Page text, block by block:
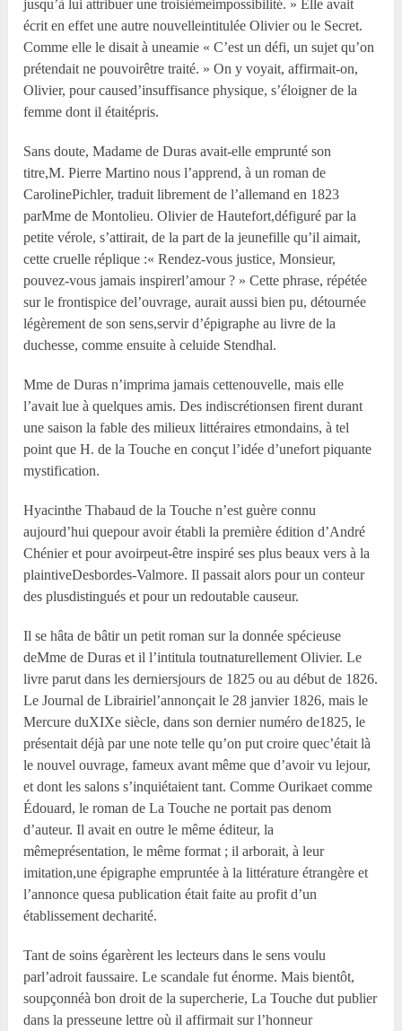
jusqu’à lui attribuer une troisièmeimpossibilité. » Elle avait
écrit en effet une autre nouvelleintitulée Olivier ou le Secret.
Comme elle le disait à uneamie « C’est un défi, un sujet qu’on
prétendait ne pouvoirêtre traité. » On y voyait, affirmait-on,
Olivier, pour caused’insuffisance physique, s’éloigner de la
femme dont il étaitépris.
Sans doute, Madame de Duras avait-elle emprunté son
titre,M. Pierre Martino nous l’apprend, à un roman de
CarolinePichler, traduit librement de l’allemand en 1823
parMme de Montolieu. Olivier de Hautefort,défiguré par la
petite vérole, s’attirait, de la part de la jeunefille qu’il aimait,
cette cruelle réplique :« Rendez-vous justice, Monsieur,
pouvez-vous jamais inspirerl’amour ? » Cette phrase, répétée
sur le frontispice del’ouvrage, aurait aussi bien pu, détournée
légèrement de son sens,servir d’épigraphe au livre de la
duchesse, comme ensuite à celuide Stendhal.
Mme de Duras n’imprima jamais cettenouvelle, mais elle
l’avait lue à quelques amis. Des indiscrétionsen firent durant
une saison la fable des milieux littéraires etmondains, à tel
point que H. de la Touche en conçut l’idée d’unefort piquante
mystification.
Hyacinthe Thabaud de la Touche n’est guère connu
aujourd’hui quepour avoir établi la première édition d’André
Chénier et pour avoirpeut-être inspiré ses plus beaux vers à la
plaintiveDesbordes-Valmore. Il passait alors pour un conteur
des plusdistingués et pour un redoutable causeur.
Il se hâta de bâtir un petit roman sur la donnée spécieuse
deMme de Duras et il l’intitula toutnaturellement Olivier. Le
livre parut dans les derniersjours de 1825 ou au début de 1826.
Le Journal de Librairiel’annonçait le 28 janvier 1826, mais le
Mercure duXIXe siècle, dans son dernier numéro de1825, le
présentait déjà par une note telle qu’on put croire quec’était là
le nouvel ouvrage, fameux avant même que d’avoir vu lejour,
et dont les salons s’inquiétaient tant. Comme Ourikaet comme
Édouard, le roman de La Touche ne portait pas denom
d’auteur. Il avait en outre le même éditeur, la
mêmeprésentation, le même format ; il arborait, à leur
imitation,une épigraphe empruntée à la littérature étrangère et
l’annonce quesa publication était faite au profit d’un
établissement decharité.
Tant de soins égarèrent les lecteurs dans le sens voulu
parl’adroit faussaire. Le scandale fut énorme. Mais bientôt,
soupçonnéà bon droit de la supercherie, La Touche dut publier
dans la presseune lettre où il affirmait sur l’honneur